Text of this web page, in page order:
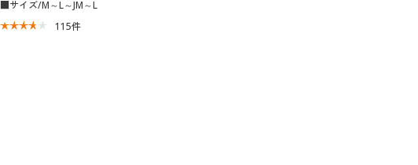
■サイズ/M～L～JM～L
115件